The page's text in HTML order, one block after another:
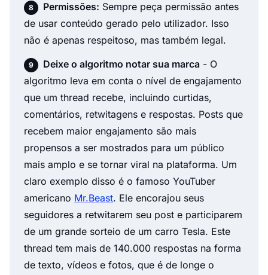
Permissões: Sempre peça permissão antes
de usar conteúdo gerado pelo utilizador. Isso
não é apenas respeitoso, mas também legal.
Deixe o algoritmo notar sua marca - O
algoritmo leva em conta o nível de engajamento
que um thread recebe, incluindo curtidas,
comentários, retwitagens e respostas. Posts que
recebem maior engajamento são mais
propensos a ser mostrados para um público
mais amplo e se tornar viral na plataforma. Um
claro exemplo disso é o famoso YouTuber
americano Mr.Beast. Ele encorajou seus
seguidores a retwitarem seu post e participarem
de um grande sorteio de um carro Tesla. Este
thread tem mais de 140.000 respostas na forma
de texto, vídeos e fotos, que é de longe o